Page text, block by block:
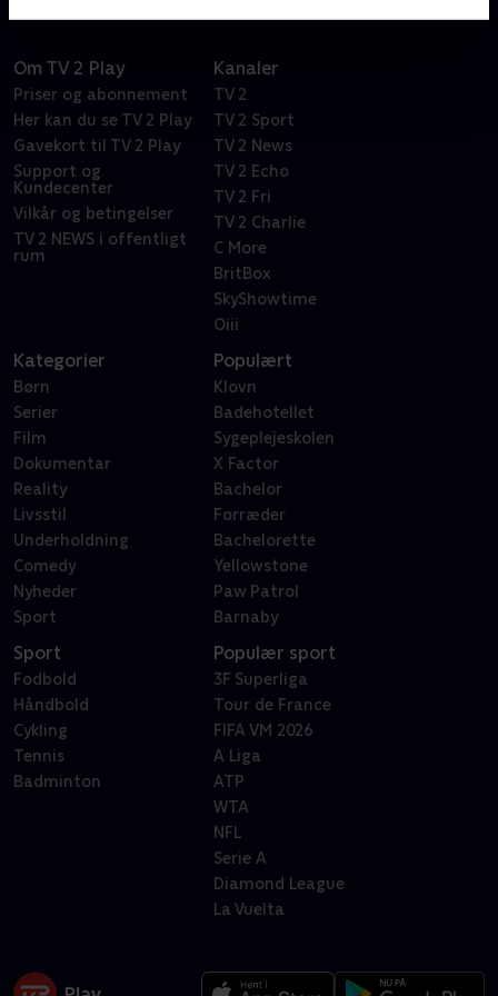
Om TV 2 Play
Priser og abonnement
Her kan du se TV 2 Play
Gavekort til TV 2 Play
Support og
Kundecenter
Vilkår og betingelser
TV 2 NEWS i offentligt
rum
Kanaler
TV 2
TV 2 Sport
TV 2 News
TV 2 Echo
TV 2 Fri
TV 2 Charlie
C More
BritBox
SkyShowtime
Oiii
Kategorier
Børn
Serier
Film
Dokumentar
Reality
Livsstil
Underholdning
Comedy
Nyheder
Sport
Populært
Klovn
Badehotellet
Sygeplejeskolen
X Factor
Bachelor
Forræder
Bachelorette
Yellowstone
Paw Patrol
Barnaby
Sport
Fodbold
Håndbold
Cykling
Tennis
Badminton
Populær sport
3F Superliga
Tour de France
FIFA VM 2026
A Liga
ATP
WTA
NFL
Serie A
Diamond League
La Vuelta